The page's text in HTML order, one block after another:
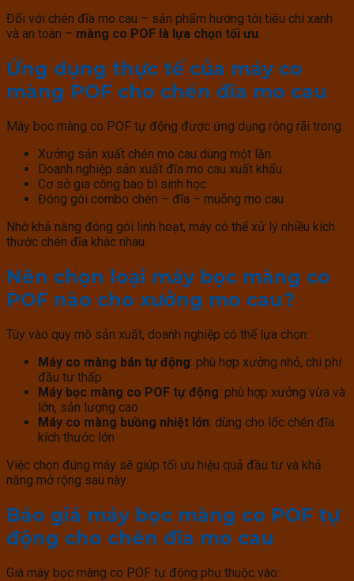
Đối với chén đĩa mo cau – sản phẩm hướng tới tiêu chí xanh
và an toàn – màng co POF là lựa chọn tối ưu.
Ứng dụng thực tế của máy co
màng POF cho chén đĩa mo cau
Máy bọc màng co POF tự động được ứng dụng rộng rãi trong:
Xưởng sản xuất chén mo cau dùng một lần
Doanh nghiệp sản xuất đĩa mo cau xuất khẩu
Cơ sở gia công bao bì sinh học
Đóng gói combo chén – đĩa – muỗng mo cau
Nhờ khả năng đóng gói linh hoạt, máy có thể xử lý nhiều kích
thước chén đĩa khác nhau.
Nên chọn loại máy bọc màng co
POF nào cho xưởng mo cau?
Tùy vào quy mô sản xuất, doanh nghiệp có thể lựa chọn:
Máy co màng bán tự động: phù hợp xưởng nhỏ, chi phí
đầu tư thấp
Máy bọc màng co POF tự động: phù hợp xưởng vừa và
lớn, sản lượng cao
Máy co màng buồng nhiệt lớn: dùng cho lốc chén đĩa
kích thước lớn
Việc chọn đúng máy sẽ giúp tối ưu hiệu quả đầu tư và khả
năng mở rộng sau này.
Báo giá máy bọc màng co POF tự
động cho chén đĩa mo cau
Giá máy bọc màng co POF tự động phụ thuộc vào: